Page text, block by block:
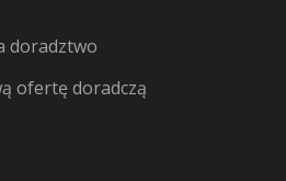
doradztwo
ofertę doradczą